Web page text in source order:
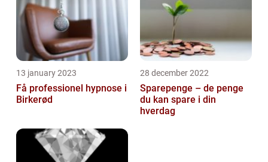
13 january 2023
Få professionel hypnose i
Birkerød
28 december 2022
Sparepenge – de penge
du kan spare i din
hverdag